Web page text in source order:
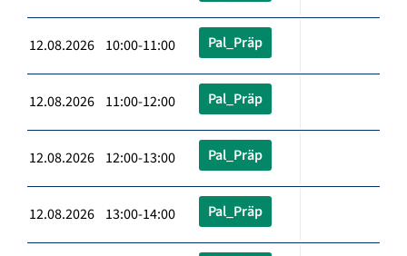
12.08.2026 10:00-11:00 Pal_Präp
12.08.2026 11:00-12:00 Pal_Präp
12.08.2026 12:00-13:00 Pal_Präp
12.08.2026 13:00-14:00 Pal_Präp